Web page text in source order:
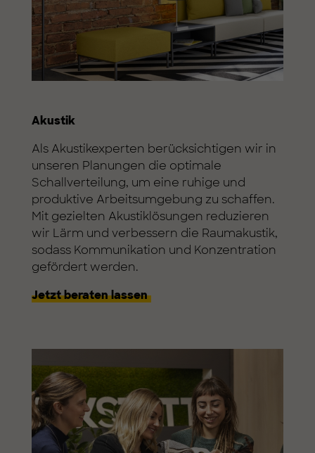
Akustik
Als Akustikexperten berücksichtigen wir in
unseren Planungen die optimale
Schallverteilung, um eine ruhige und
produktive Arbeitsumgebung zu schaffen.
Mit gezielten Akustiklösungen reduzieren
wir Lärm und verbessern die Raumakustik,
sodass Kommunikation und Konzentration
gefördert werden.
Jetzt beraten lassen